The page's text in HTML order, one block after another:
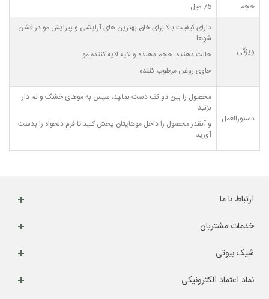
حجم
75 میل
ویژگی
دارای کیفیت بالا برای خلق بهترین های آرایشی و پیرایش مو در فشن
شوها
حالت دهنده، حجم دهنده و لایه لایه کننده مو
حاوی روغن مرطوب کننده
دستورالعمل
محصول را بین دو کف دست بمالید، سپس به موهای خشک و نم دار
بزنید
و آنقدر محصول را داخل موهایتان پخش کنید تا فرم دلخواه را بدست
آورید
ارتباط با ما
خدمات مشتریان
شیک بیوتی
نماد اعتماد الکترونیکی